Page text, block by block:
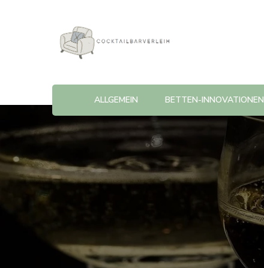
Cocktailbarverleih
ALLGEMEIN BETTEN-INNOVATIONEN